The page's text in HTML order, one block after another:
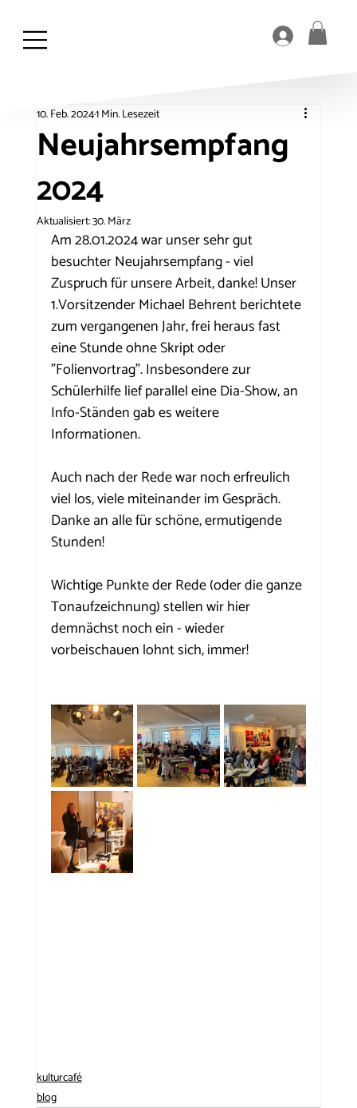
Neujahrsempfang
2024
10. Feb. 20241 Min. Lesezeit
Aktualisiert:30. März
Am 28.01.2024 war unser sehr gut
besuchter Neujahrsempfang - viel
Zuspruch für unsere Arbeit, danke! Unser
1.Vorsitzender Michael Behrent berichtete
zum vergangenen Jahr, frei heraus fast
eine Stunde ohne Skript oder
"Folienvortrag". Insbesondere zur
Schülerhilfe lief parallel eine Dia-Show, an
Info-Ständen gab es weitere
Informationen.
Auch nach der Rede war noch erfreulich
viel los, viele miteinander im Gespräch.
Danke an alle für schöne, ermutigende
Stunden!
Wichtige Punkte der Rede (oder die ganze
Tonaufzeichnung) stellen wir hier
demnächst noch ein - wieder
vorbeischauen lohnt sich, immer!
kulturcafé
blog